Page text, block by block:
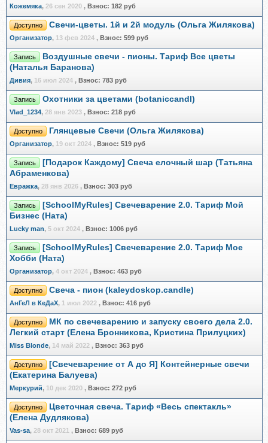
Кожемяка, 26 сен 2020 , Взнос: 182 руб
Доступно Свечи-цветы. 1й и 2й модуль (Ольга Жилякова)
Организатор, 13 фев 2024 , Взнос: 599 руб
Запись
Воздушные свечи - пионы. Тариф Все цветы
(Наталья Баранова)
Дивия, 16 июл 2024 , Взнос: 783 руб
Запись Охотники за цветами (botaniccandl)
Vlad_1234, 28 янв 2023 , Взнос: 218 руб
Доступно Глянцевые Свечи (Ольга Жилякова)
Организатор, 19 окт 2024 , Взнос: 519 руб
Запись
[Подарок Каждому] Свеча елочный шар (Татьяна
Абраменкова)
Евражкa, 28 янв 2026 , Взнос: 303 руб
Запись
[SchoolMyRules] Свечеварение 2.0. Тариф Мой
Бизнес (Ната)
Lucky man, 5 окт 2024 , Взнос: 1006 руб
Запись
[SchoolMyRules] Свечеварение 2.0. Тариф Мое
Хобби (Ната)
Организатор, 4 окт 2024 , Взнос: 463 руб
Доступно Свеча - пион (kaleydoskop.candle)
АнГеЛ в КеДаХ, 1 июл 2022 , Взнос: 416 руб
Доступно
МК по свечеварению и запуску своего дела 2.0.
Легкий старт (Елена Бронникова, Кристина Прилуцких)
Miss Blonde, 14 май 2022 , Взнос: 363 руб
Доступно
[Свечеварение от А до Я] Контейнерные свечи
(Екатерина Балуева)
Меркурий, 10 дек 2020 , Взнос: 272 руб
Доступно
Цветочная свеча. Тариф «Весь спектакль»
(Елена Дудлякова)
Vas-sa, 28 окт 2021 , Взнос: 689 руб